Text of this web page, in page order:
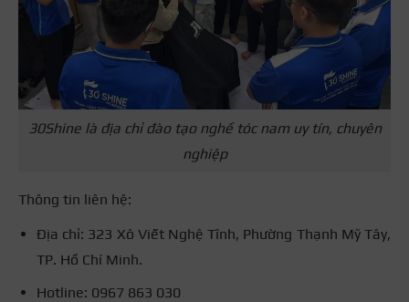
30Shine là địa chỉ đào tạo nghề tóc nam uy tín, chuyên
nghiệp
Thông tin liên hệ:
Địa chỉ: 323 Xô Viết Nghệ Tĩnh, Phường Thạnh Mỹ Tây,
TP. Hồ Chí Minh.
Hotline: 0967 863 030